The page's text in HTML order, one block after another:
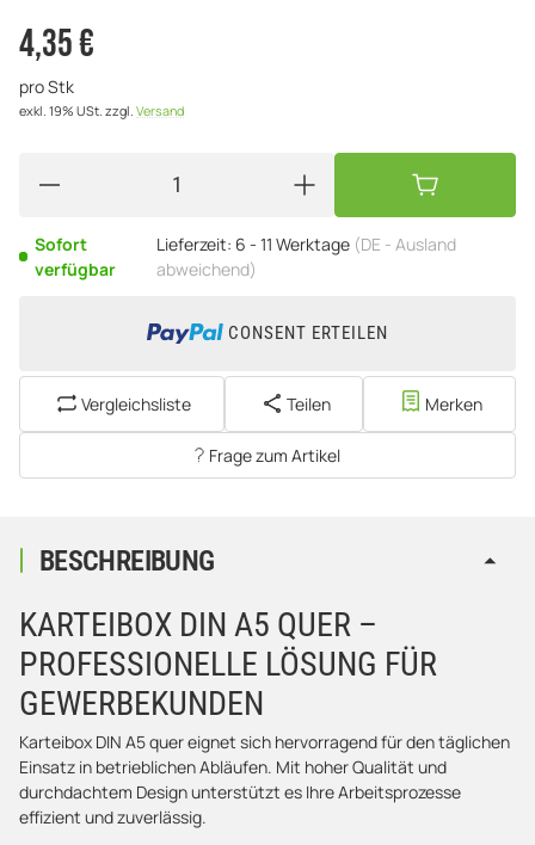
4,35 €
pro Stk
exkl. 19% USt. zzgl. Versand
Sofort
verfügbar
Lieferzeit: 6 - 11 Werktage (DE - Ausland
abweichend)
CONSENT ERTEILEN
Vergleichsliste Teilen Merken
Frage zum Artikel
BESCHREIBUNG
KARTEIBOX DIN A5 QUER –
PROFESSIONELLE LÖSUNG FÜR
GEWERBEKUNDEN
Karteibox DIN A5 quer eignet sich hervorragend für den täglichen
Einsatz in betrieblichen Abläufen. Mit hoher Qualität und
durchdachtem Design unterstützt es Ihre Arbeitsprozesse
effizient und zuverlässig.